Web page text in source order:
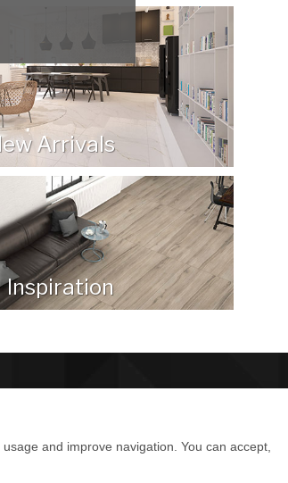
Arrivals
Inspiration
and improve navigation. You can accept,